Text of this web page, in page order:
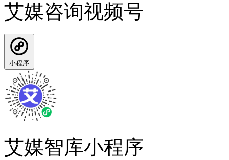
艾媒咨询视频号
小程序
艾媒智库小程序